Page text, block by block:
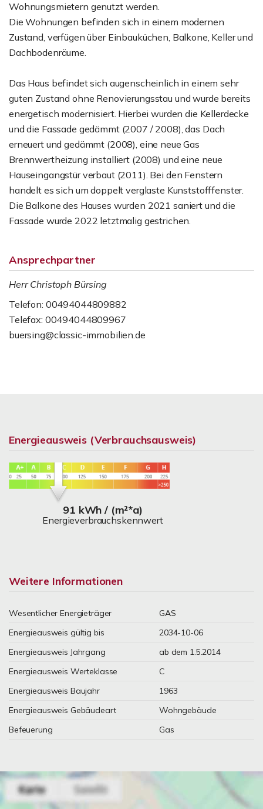
Wohnungsmietern genutzt werden.
Die Wohnungen befinden sich in einem modernen
Zustand, verfügen über Einbauküchen, Balkone, Keller und
Dachbodenräume.
Das Haus befindet sich augenscheinlich in einem sehr
guten Zustand ohne Renovierungsstau und wurde bereits
energetisch modernisiert. Hierbei wurden die Kellerdecke
und die Fassade gedämmt (2007 / 2008), das Dach
erneuert und gedämmt (2008), eine neue Gas
Brennwertheizung installiert (2008) und eine neue
Hauseingangstür verbaut (2011). Bei den Fenstern
handelt es sich um doppelt verglaste Kunststofffenster.
Die Balkone des Hauses wurden 2021 saniert und die
Fassade wurde 2022 letztmalig gestrichen.
Ansprechpartner
Herr Christoph Bürsing
Telefon: 00494044809882
Telefax: 00494044809967
buersing@classic-immobilien.de
Energieausweis (Verbrauchsausweis)
91 kWh / (m²*a)
Energieverbrauchskennwert
Weitere Informationen
Wesentlicher Energieträger
GAS
Energieausweis gültig bis
2034-10-06
Energieausweis Jahrgang
ab dem 1.5.2014
Energieausweis Werteklasse
C
Energieausweis Baujahr
1963
Energieausweis Gebäudeart
Wohngebäude
Befeuerung
Gas